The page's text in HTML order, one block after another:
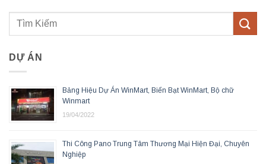
DỰ ÁN
Bảng Hiệu Dự Án WinMart, Biển Bạt WinMart, Bộ chữ
Winmart
19/04/2022
Thi Công Pano Trung Tâm Thương Mại Hiện Đại, Chuyên
Nghiệp